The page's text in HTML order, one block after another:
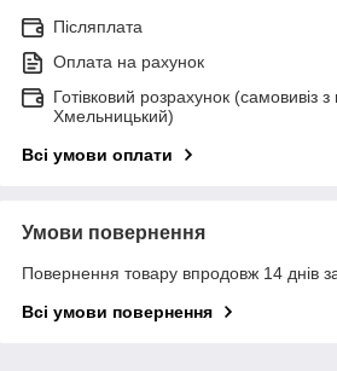
Післяплата
Оплата на рахунок
Готівковий розрахунок (самовивіз
Хмельницький)
Всі умови оплати
Умови повернення
Повернення товару впродовж 14 днів
Всі умови повернення